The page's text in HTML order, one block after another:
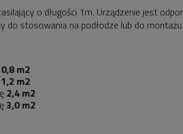
o długości 1m. Urządzenie jest
stosowania na podłodze lub do montażu
0,8 m2
1,2 m2
2,4 m2
3,0 m2